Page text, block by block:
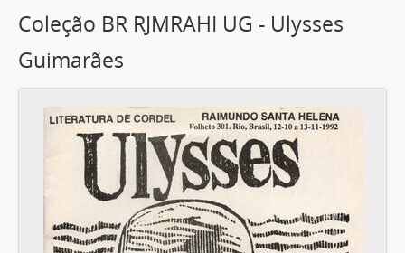
Coleção BR RJMRAHI UG - Ulysses
Guimarães